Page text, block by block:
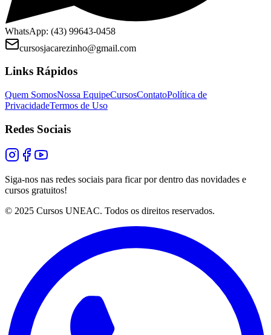
WhatsApp: (43) 99643-0458
cursosjacarezinho@gmail.com
Links Rápidos
Quem SomosNossa EquipeCursosContatoPolítica de
PrivacidadeTermos de Uso
Redes Sociais
Siga-nos nas redes sociais para ficar por dentro das novidades e
cursos gratuitos!
© 2025 Cursos UNEAC. Todos os direitos reservados.